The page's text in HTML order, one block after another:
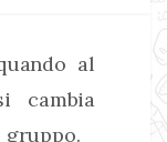
al
cambia